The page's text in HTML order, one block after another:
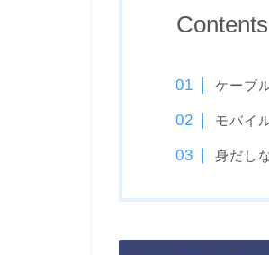
Contents
ケーブ
モバイ
身だし